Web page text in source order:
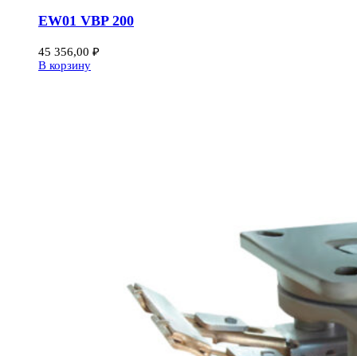
EW01 VBP 200
45 356,00 ₽
В корзину